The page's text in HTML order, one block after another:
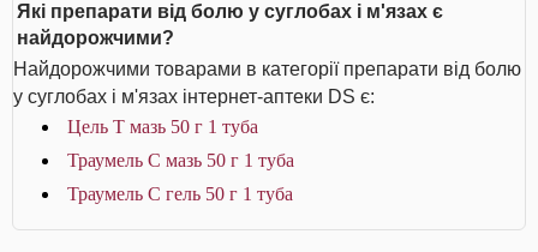
Які препарати від болю у суглобах і м'язах є
найдорожчими?
Найдорожчими товарами в категорії препарати від болю
у суглобах і м'язах інтернет-аптеки DS є:
Цель Т мазь 50 г 1 туба
Траумель С мазь 50 г 1 туба
Траумель С гель 50 г 1 туба